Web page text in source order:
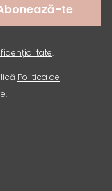
te
.
Politica de